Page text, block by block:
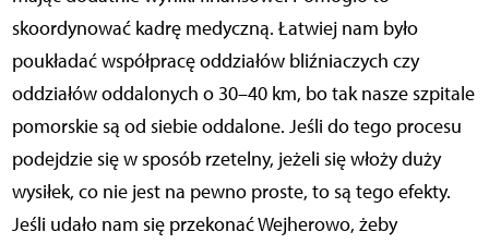
skoordynować kadrę medyczną. Łatwiej nam było
poukładać współpracę oddziałów bliźniaczych czy
oddziałów oddalonych o 30–40 km, bo tak nasze szpitale
pomorskie są od siebie oddalone. Jeśli do tego procesu
podejdzie się w sposób rzetelny, jeżeli się włoży duży
wysiłek, co nie jest na pewno proste, to są tego efekty.
Jeśli udało nam się przekonać Wejherowo, żeby